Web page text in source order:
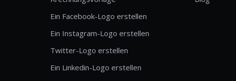
Ein Facebook-Logo erstellen
Ein Instagram-Logo erstellen
Twitter-Logo erstellen
Ein Linkedin-Logo erstellen